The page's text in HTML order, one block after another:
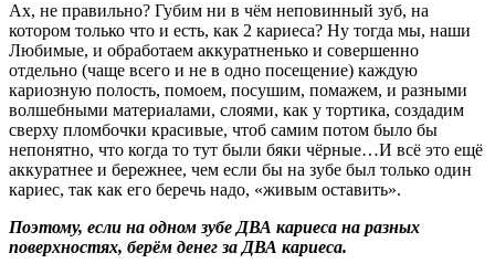
Ах, не правильно? Губим ни в чём неповинный зуб, на
котором только что и есть, как 2 кариеса? Ну тогда мы, наши
Любимые, и обработаем аккуратненько и совершенно
отдельно (чаще всего и не в одно посещение) каждую
кариозную полость, помоем, посушим, помажем, и разными
волшебными материалами, слоями, как у тортика, создадим
сверху пломбочки красивые, чтоб самим потом было бы
непонятно, что когда то тут были бяки чёрные…И всё это ещё
аккуратнее и бережнее, чем если бы на зубе был только один
кариес, так как его беречь надо, «живым оставить».
Поэтому, если на одном зубе ДВА кариеса на разных
поверхностях, берём денег за ДВА кариеса.